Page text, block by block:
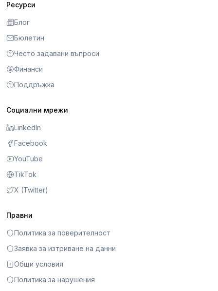
Ресурси
Блог
Бюлетин
Често задавани въпроси
Финанси
Поддръжка
Социални мрежи
LinkedIn
Facebook
YouTube
TikTok
X (Twitter)
Правни
Политика за поверителност
Заявка за изтриване на данни
Общи условия
Политика за нарушения